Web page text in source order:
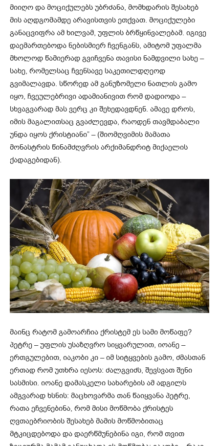
მიიღო და მოციქულებს უბრძანა, მომხდარის შესახებ
მის აღდგომამდე არავისთვის ეთქვათ. მოციქულები
განაცვიფრა ამ ხილვამ, უფლის ბრწყინვალებამ. იგივე
დაემართებოდა ნებისმიერ ჩვენგანს, ამიტომ უფალმა
მხოლოდ წამიერად გვიჩვენა თავისი ნამდვილი სახე –
სახე, რომელსაც ჩვენსავე საკეთილდღეოდ
გვიმალავდა. სწორედ ამ განუზომელი ნათლის გამო
იყო, ჩვეულებრივი ადამიანივით რომ დადიოდა –
სხვაგვარად მას ვერც კი შეხედავდნენ. ამავე დროს,
იმის მაგალითსაც გვაძლევდა, რაოდენ თავმდაბალი
უნდა იყოს ქრისტიანი” – (შიომღვიმის მამათა
მონასტრის წინამძღვრის არქიმანდრიტ მიქაელის
ქადაგებიდან).
მაინც რატომ გამოარჩია ქრისტემ ეს სამი მოწაფე?
პეტრე – უფლის უსაზღვრო სიყვარულით, იოანე –
ერთგულებით, იაკობი კი – იმ სიტყვების გამო, ძმასთან
ერთად რომ უთხრა იესოს: ძალგვიძს, შევსვათ შენი
სასმისი. იოანე დამასკელი სახარების ამ ადგილს
ამგვარად ხსნის: მაცხოვარმა თან წაიყვანა პეტრე,
რათა ეჩვენებინა, რომ მისი მოწმობა ქრისტეს
ღვთაებრიობის შესახებ მამის მოწმობითაც
მტკიცდებოდა და დაერწმუნებინა იგი, რომ თვით